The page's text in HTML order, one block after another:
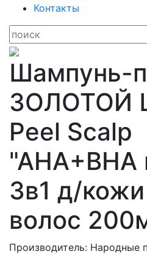
Контакты
Шампунь-
ЗОЛОТОЙ
Peel Scalp
3в1 д/
волос
Производитель: Народные